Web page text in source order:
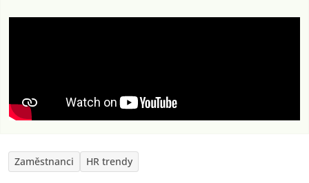
Zaměstnanci HR trendy